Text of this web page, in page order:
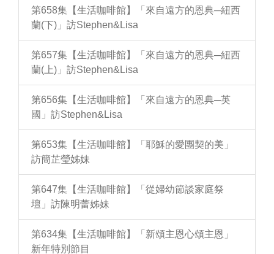
第658集【生活咖啡館】「來自遠方的恩典─紐西
蘭(下)」訪Stephen&Lisa
第657集【生活咖啡館】「來自遠方的恩典─紐西
蘭(上)」訪Stephen&Lisa
第656集【生活咖啡館】「來自遠方的恩典─英
國」訪Stephen&Lisa
第653集【生活咖啡館】「耶穌的愛團契的美」
訪簡芷瑩姊妹
第647集【生活咖啡館】「從婦幼節談家庭祭
壇」訪陳明蕾姊妹
第634集【生活咖啡館】「新頌主恩心頌主恩」
新年特別節目